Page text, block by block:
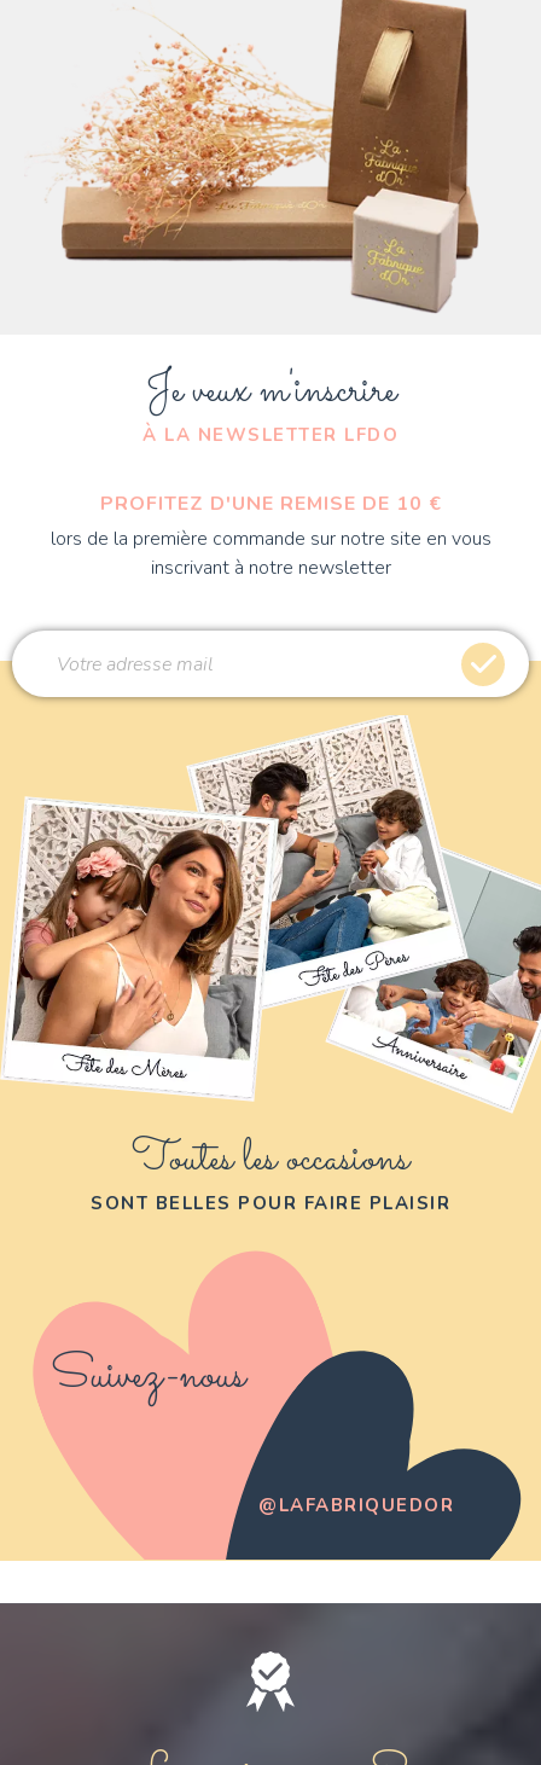
Je veux m'inscrire
À LA NEWSLETTER LFDO
PROFITEZ D'UNE REMISE DE 10 €
lors de la première commande sur notre site en vous
inscrivant à notre newsletter
Toutes les occasions
SONT BELLES POUR FAIRE PLAISIR
Suivez-nous
@LAFABRIQUEDOR